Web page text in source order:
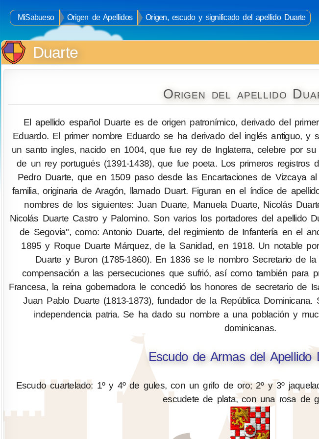
MiSabueso Origen de Apellidos
Origen, escudo y significado del apellido Duarte
Duarte
Origen del apellido
El apellido español Duarte es de origen patronímico, derivado del
Eduardo. El primer nombre Eduardo se ha derivado del inglés antiguo, y
un santo ingles, nacido en 1004, que fue rey de Inglaterra, celebre por
de un rey portugués (1391-1438), que fue poeta. Los primeros registros
Pedro Duarte, que en 1509 paso desde las Encartaciones de Vizcaya
familia, originaria de Aragón, llamado Duart. Figuran en el índice de
nombres de los siguientes: Juan Duarte, Manuela Duarte, Nicolás
Nicolás Duarte Castro y Palomino. Son varios los portadores del apellido
de Segovia", como: Antonio Duarte, del regimiento de Infantería en el
1895 y Roque Duarte Márquez, de la Sanidad, en 1918. Un notable
Duarte y Buron (1785-1860). En 1836 se le nombro Secretario de
compensación a las persecuciones que sufrió, así como también para
Francesa, la reina gobernadora le concedió los honores de secretario de
Juan Pablo Duarte (1813-1873), fundador de la República
independencia patria. Se ha dado su nombre a una población y
dominicanas.
Escudo de Armas del Apellido
Escudo cuartelado: 1º y 4º de gules, con un grifo de oro; 2º y 3º
escudete de plata, con una rosa de